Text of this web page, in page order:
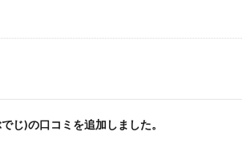
じ)の口コミを追加しました。